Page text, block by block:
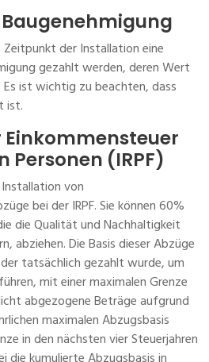
Zeitpunkt der Installation eine
gezahlt werden, deren Wert
ist wichtig zu beachten, dass
ist.
Einkommensteuer
(IRPF)
von
bei der IRPF. Sie können 60%
die Qualität und Nachhaltigkeit
abziehen. Die Basis dieser Abzüge
tatsächlich gezahlt wurde, um
mit einer maximalen Grenze
abgezogene Beträge aufgrund
maximalen Abzugsbasis
in den nächsten vier Steuerjahren